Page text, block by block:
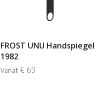
FROST UNU Handspiegel
1982
Vanaf € 69